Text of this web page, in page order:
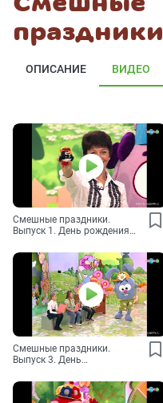
праздники
ОПИСАНИЕ ВИДЕО
Смешные праздники.
Выпуск 1. День рождения
Смешные праздники.
Выпуск 3. День